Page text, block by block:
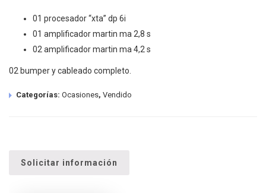
01 procesador “xta” dp 6i
01 amplificador martin ma 2,8 s
02 amplificador martin ma 4,2 s
02 bumper y cableado completo.
Categorías: Ocasiones, Vendido
Solicitar información